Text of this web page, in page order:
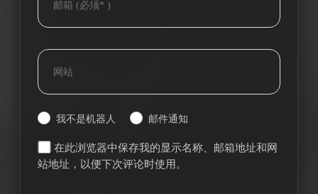
我不是机器人 邮件通知
在此浏览器中保存我的显示名称、邮箱地址和网
站地址，以便下次评论时使用。